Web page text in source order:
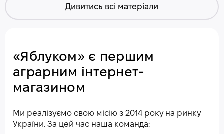
Дивитись всі матеріали
«Яблуком» є першим
аграрним інтернет-
магазином
Ми реалізуємо свою місію з 2014 року на ринку
України. За цей час наша команда: